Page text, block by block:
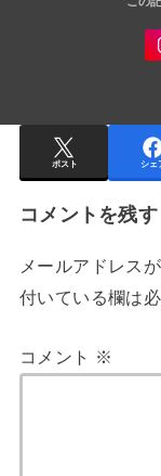
ポスト シェ
コメントを残す
メールアドレス
付いている欄は
コメント ※